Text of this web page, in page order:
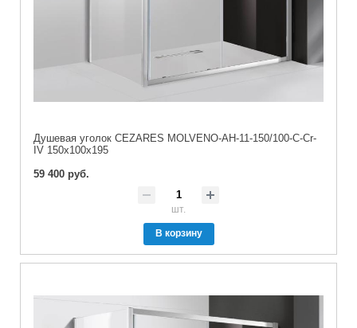
Душевая уголок CEZARES MOLVENO-AH-11-150/100-C-Cr-
IV 150x100x195
59 400 руб.
шт.
В корзину